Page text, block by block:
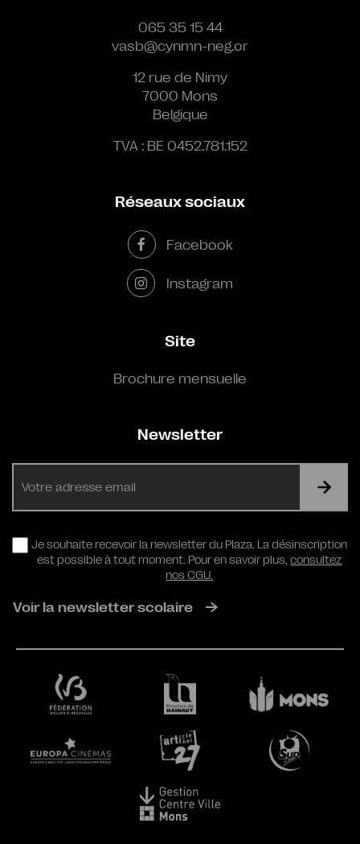
065 35 15 44
vasb@cynmn-neg.or
12 rue de Nimy
7000 Mons
Belgique
TVA : BE 0452.781.152
Réseaux sociaux
Facebook
Instagram
Site
Brochure mensuelle
Newsletter
RGPD
Je souhaite recevoir la newsletter du Plaza. La désinscription
est possible à tout moment. Pour en savoir plus,consultez
nos CGU.
Voir la newsletter scolaire